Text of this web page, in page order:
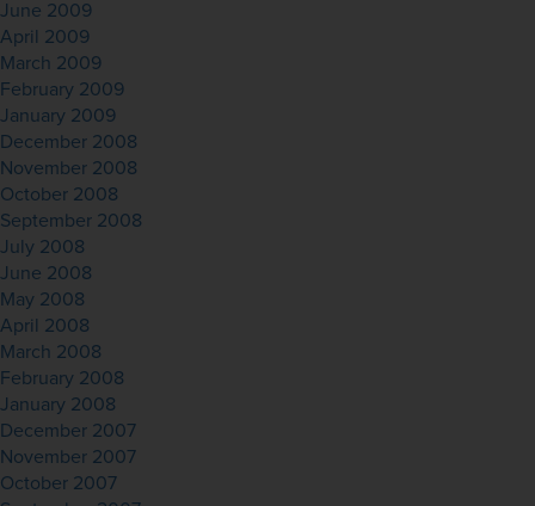
June 2009
April 2009
March 2009
February 2009
January 2009
December 2008
November 2008
October 2008
September 2008
July 2008
June 2008
May 2008
April 2008
March 2008
February 2008
January 2008
December 2007
November 2007
October 2007